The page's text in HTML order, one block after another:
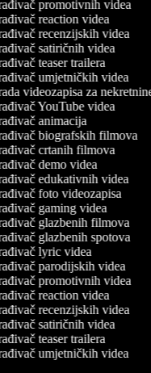
promotivnih videa
reaction videa
recenzijskih videa
satiričnih videa
teaser trailera
umjetničkih videa
videozapisa za nekretnine
YouTube videa
animacija
biografskih filmova
crtanih filmova
demo videa
edukativnih videa
foto videozapisa
gaming videa
glazbenih filmova
glazbenih spotova
lyric videa
parodijskih videa
promotivnih videa
reaction videa
recenzijskih videa
satiričnih videa
teaser trailera
umjetničkih videa